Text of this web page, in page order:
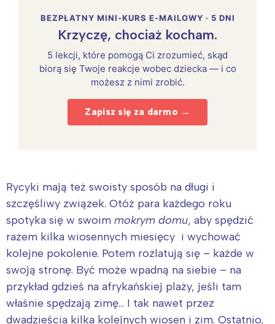
BEZPŁATNY MINI-KURS E-MAILOWY · 5 DNI
Krzyczę, chociaż kocham.
5 lekcji, które pomogą Ci zrozumieć, skąd
biorą się Twoje reakcje wobec dziecka — i co
możesz z nimi zrobić.
Zapisz się za darmo →
Rycyki mają też swoisty sposób na długi i
szczęśliwy związek. Otóż para każdego roku
spotyka się w swoim mokrym domu, aby spędzić
razem kilka wiosennych miesięcy i wychować
kolejne pokolenie. Potem rozlatują się – każde w
swoją stronę. Być może wpadną na siebie – na
przykład gdzieś na afrykańskiej plaży, jeśli tam
właśnie spędzają zimę… I tak nawet przez
dwadzieścia kilka kolejnych wiosen i zim. Ostatnio,